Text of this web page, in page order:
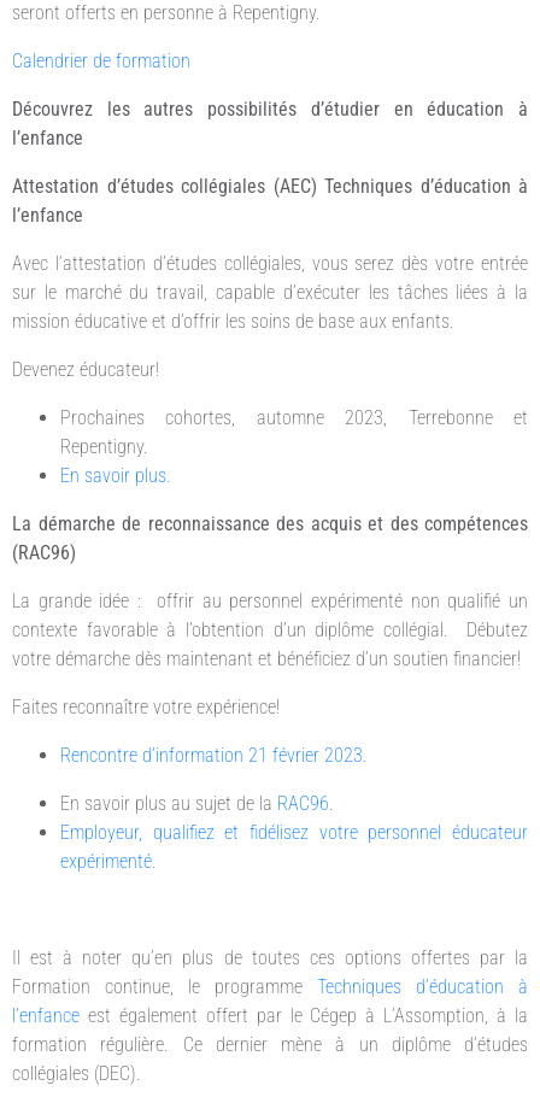
seront offerts en personne à Repentigny.
Calendrier de formation
Découvrez les autres possibilités d’étudier en éducation à
l’enfance
Attestation d’études collégiales (AEC) Techniques d’éducation à
l’enfance
Avec l’attestation d’études collégiales, vous serez dès votre entrée
sur le marché du travail, capable d’exécuter les tâches liées à la
mission éducative et d’offrir les soins de base aux enfants.
Devenez éducateur!
Prochaines cohortes, automne 2023, Terrebonne et
Repentigny.
En savoir plus.
La démarche de reconnaissance des acquis et des compétences
(RAC96)
La grande idée : offrir au personnel expérimenté non qualifié un
contexte favorable à l’obtention d’un diplôme collégial. Débutez
votre démarche dès maintenant et bénéficiez d’un soutien financier!
Faites reconnaître votre expérience!
Rencontre d’information 21 février 2023.
En savoir plus au sujet de la RAC96.
Employeur, qualifiez et fidélisez votre personnel éducateur
expérimenté.
Il est à noter qu’en plus de toutes ces options offertes par la
Formation continue, le programme Techniques d’éducation à
l’enfance est également offert par le Cégep à L’Assomption, à la
formation régulière. Ce dernier mène à un diplôme d’études
collégiales (DEC).